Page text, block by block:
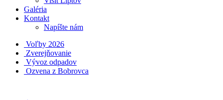
Galéria
Kontakt
Napíšte nám
Voľby 2026
Zverejňovanie
Vývoz odpadov
Ozvena z Bobrovca